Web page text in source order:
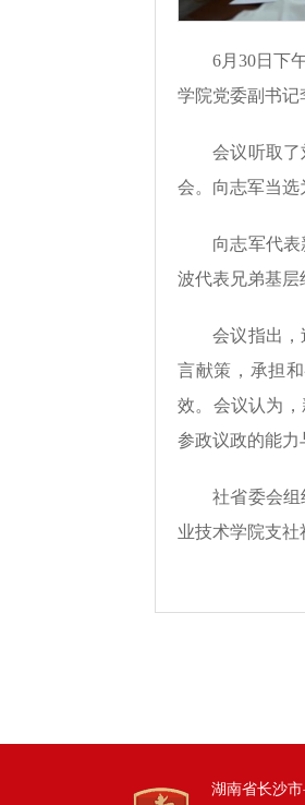
6月30日下
学院党委副书记
会议听取
会。向志军当选
向志军代
波代表兄弟基层
会议指出
言献策，承担
效。会议认为
参政议政的能力
社省委会
业技术学院支社
湖南省长沙